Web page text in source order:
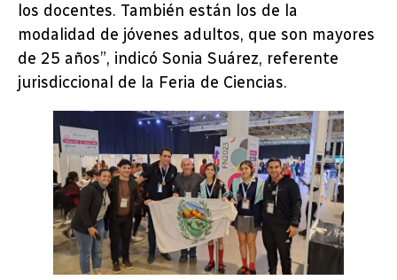
los docentes. También están los de la
modalidad de jóvenes adultos, que son mayores
de 25 años”, indicó Sonia Suárez, referente
jurisdiccional de la Feria de Ciencias.